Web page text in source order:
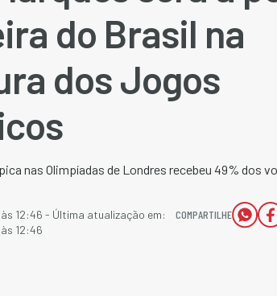
do Brasil na
dos Jogos
nas Olimpíadas de Londres recebeu 49% dos
12:46 - Última atualização em:
12:46
COMPARTILHE